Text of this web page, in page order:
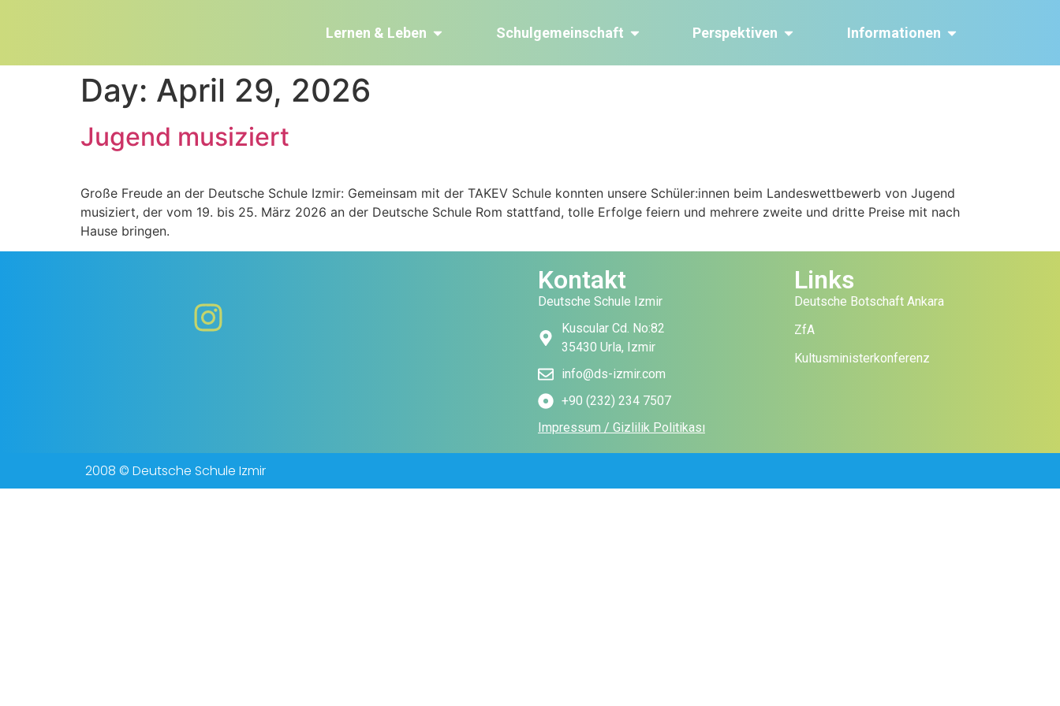
Lernen & Leben Schulgemeinschaft Perspektiven Informationen
Day: April 29, 2026
Jugend musiziert
Große Freude an der Deutsche Schule Izmir: Gemeinsam mit der TAKEV Schule konnten unsere Schüler:innen beim Landeswettbewerb von Jugend
musiziert, der vom 19. bis 25. März 2026 an der Deutsche Schule Rom stattfand, tolle Erfolge feiern und mehrere zweite und dritte Preise mit nach
Hause bringen.
Kontakt
Deutsche Schule Izmir
Kuscular Cd. No:82
35430 Urla, Izmir
info@ds-izmir.com
+90 (232) 234 7507
Impressum / Gizlilik Politikası
Links
Deutsche Botschaft Ankara
ZfA
Kultusministerkonferenz
2008 © Deutsche Schule Izmir